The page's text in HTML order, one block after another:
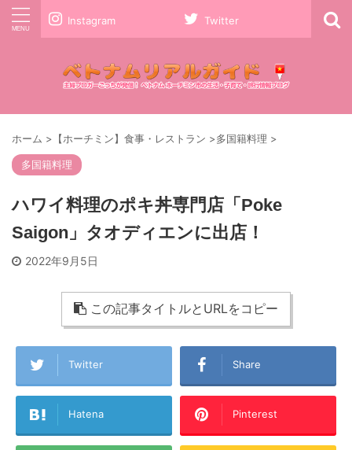
Instagram Twitter
ホーム > 【ホーチミン】食事・レストラン >多国籍料理 >
多国籍料理
ハワイ料理のポキ丼専門店「Poke
Saigon」タオディエンに出店！
2022年9月5日
この記事タイトルとURLをコピー
Twitter Share
Hatena Pinterest